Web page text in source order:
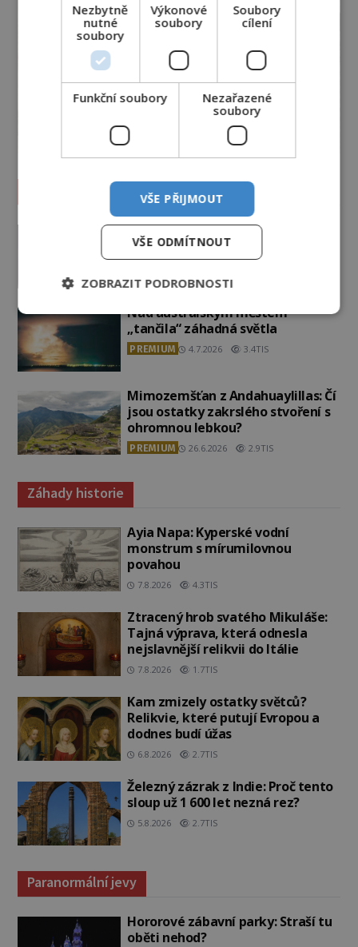
Vesmír a technologie
Podivné události roku 2023: Jsou
Američané v obležení UFO?
Nad australským městem
„tančila“ záhadná světla
PREMIUM 4.7.2026 3.4TIS
Mimozemšťan z Andahuaylillas: Čí
jsou ostatky zakrslého stvoření s
ohromnou lebkou?
PREMIUM 26.6.2026 2.9TIS
Záhady historie
Ayia Napa: Kyperské vodní
monstrum s mírumilovnou
povahou
7.8.2026 4.3TIS
Ztracený hrob svatého Mikuláše:
Tajná výprava, která odnesla
nejslavnější relikvii do Itálie
7.8.2026 1.7TIS
Kam zmizely ostatky světců?
Relikvie, které putují Evropou a
dodnes budí úžas
6.8.2026 2.7TIS
Železný zázrak z Indie: Proč tento
sloup už 1 600 let nezná rez?
5.8.2026 2.7TIS
Paranormální jevy
Hororové zábavní parky: Straší tu
oběti nehod?
Nezbytně
nutné
soubory
Výkonové
soubory
Soubory
cílení
Funkční soubory
Nezařazené
soubory
VŠE PŘIJMOUT
VŠE ODMÍTNOUT
ZOBRAZIT PODROBNOSTI